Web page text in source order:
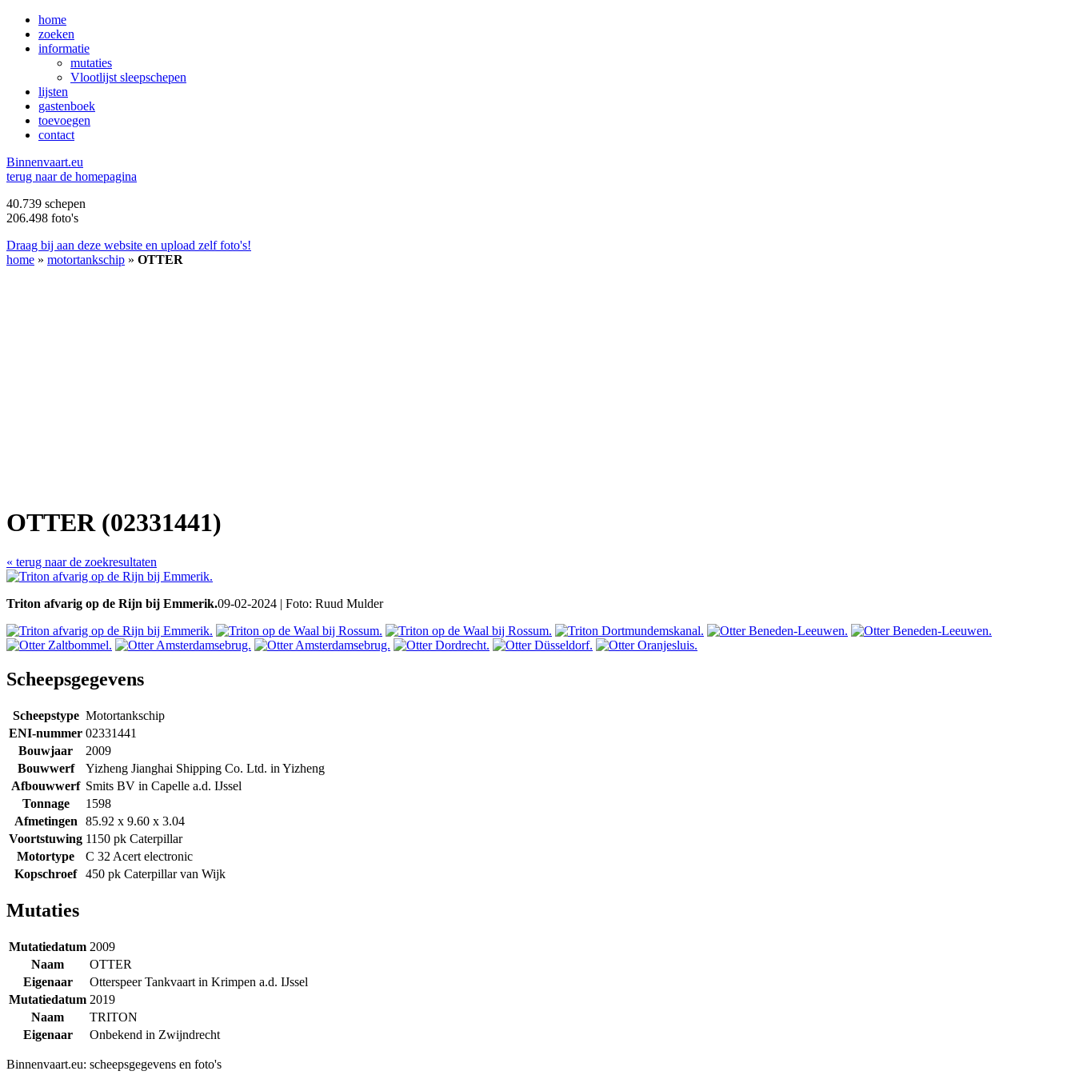
home
zoeken
informatie
mutaties
Vlootlijst sleepschepen
lijsten
gastenboek
toevoegen
contact
Binnenvaart.eu
terug naar de homepagina
40.739 schepen
206.498 foto's
Draag bij aan deze website en upload zelf foto's!
home » motortankschip » OTTER
OTTER (02331441)
« terug naar de zoekresultaten
Triton afvarig op de Rijn bij Emmerik.09-02-2024 | Foto: Ruud Mulder
Scheepsgegevens
Scheepstype Motortankschip
ENI-nummer 02331441
Bouwjaar
2009
Bouwwerf
Yizheng Jianghai Shipping Co. Ltd. in Yizheng
Afbouwwerf Smits BV in Capelle a.d. IJssel
Tonnage
1598
Afmetingen
85.92 x 9.60 x 3.04
Voortstuwing 1150 pk Caterpillar
Motortype
C 32 Acert electronic
Kopschroef
450 pk Caterpillar van Wijk
Mutaties
Mutatiedatum 2009
Naam
OTTER
Eigenaar
Otterspeer Tankvaart in Krimpen a.d. IJssel
Mutatiedatum 2019
Naam
TRITON
Eigenaar
Onbekend in Zwijndrecht
Binnenvaart.eu: scheepsgegevens en foto's